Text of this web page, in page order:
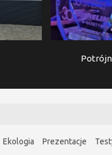
Ekologia Prezentacje